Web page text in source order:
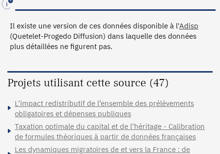
Il existe une version de ces données disponible à l'Adisp
(Quetelet-Progedo Diffusion) dans laquelle des données
plus détaillées ne figurent pas.
Projets utilisant cette source (47)
L’impact redistributif de l’ensemble des prélèvements
obligatoires et dépenses publiques
Taxation optimale du capital et de l’héritage - Calibration
de formules théoriques à partir de données françaises
Les dynamiques migratoires de et vers la France : de